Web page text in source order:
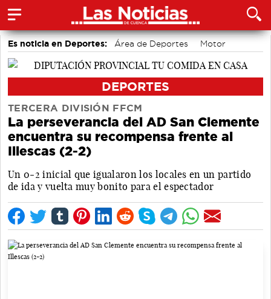
Es noticia en Deportes: Área de Deportes
Motor
Bádminton
DEPORTES
TERCERA DIVISIÓN FFCM
La perseverancia del AD San Clemente
encuentra su recompensa frente al
Illescas (2-2)
Un 0-2 inicial que igualaron los locales en un partido
de ida y vuelta muy bonito para el espectador